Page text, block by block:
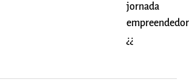
jornada
¿¿